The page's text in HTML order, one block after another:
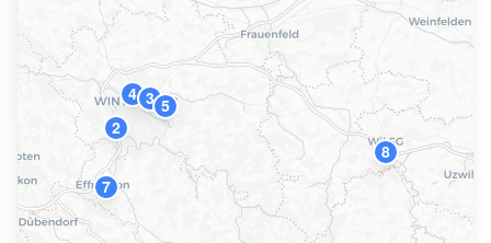
2
3
4
5
7
8